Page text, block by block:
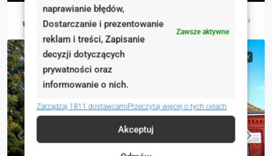
naprawianie błędów,
Dostarczanie i prezentowanie
reklam i treści, Zapisanie
decyzji dotyczących
prywatności oraz
informowanie o nich.
Zawsze aktywne
Zarządzaj 1811 dostawcamiPrzeczytaj więcej o tych celach
Akceptuj
Magdalena Burnicka-Zielińska 24 godziny temu
RYNEK WTÓRNY